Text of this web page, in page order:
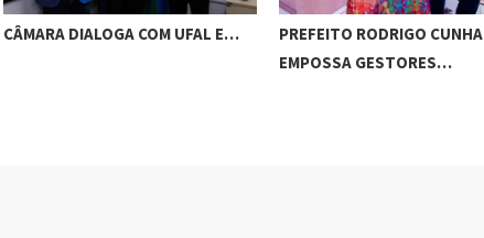
CÂMARA DIALOGA COM UFAL E…
PREFEITO RODRIGO CUNHA
EMPOSSA GESTORES…